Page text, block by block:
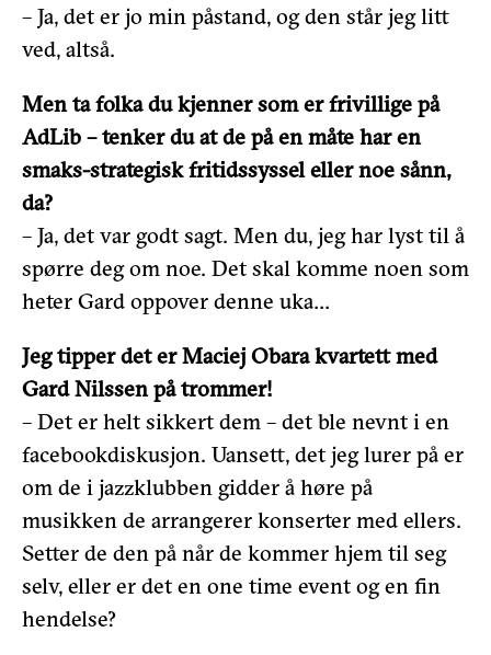
– Ja, det er jo min påstand, og den står jeg litt
ved, altså.
Men ta folka du kjenner som er frivillige på
AdLib – tenker du at de på en måte har en
smaks-strategisk fritidssyssel eller noe sånn,
da?
– Ja, det var godt sagt. Men du, jeg har lyst til å
spørre deg om noe. Det skal komme noen som
heter Gard oppover denne uka…
Jeg tipper det er Maciej Obara kvartett med
Gard Nilssen på trommer!
– Det er helt sikkert dem – det ble nevnt i en
facebookdiskusjon. Uansett, det jeg lurer på er
om de i jazzklubben gidder å høre på
musikken de arrangerer konserter med ellers.
Setter de den på når de kommer hjem til seg
selv, eller er det en one time event og en fin
hendelse?